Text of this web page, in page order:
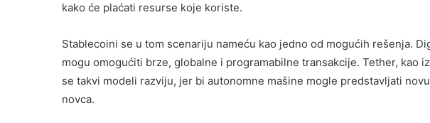
kako će plaćati resurse koje koriste.
Stablecoini se u tom scenariju nameću kao jedno od mogućih rešenja.
mogu omogućiti brze, globalne i programabilne transakcije. Tether, kao
se takvi modeli razviju, jer bi autonomne mašine mogle predstavljati
novca.